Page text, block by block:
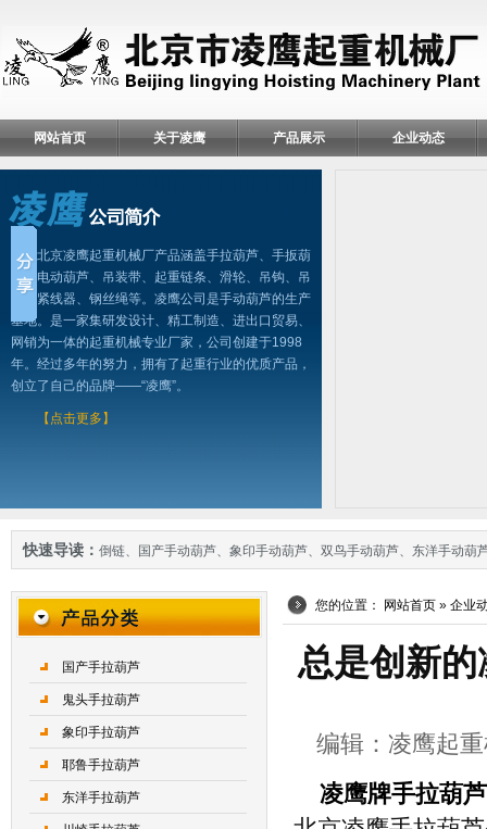
网站首页 关于凌鹰 产品展示 企业动态
北京凌鹰起重机械厂产品涵盖手拉葫芦、手扳葫
芦、电动葫芦、吊装带、起重链条、滑轮、吊钩、吊
具、紧线器、钢丝绳等。凌鹰公司是手动葫芦的生产
基地。是一家集研发设计、精工制造、进出口贸易、
网销为一体的起重机械专业厂家，公司创建于1998
年。经过多年的努力，拥有了起重行业的优质产品，
创立了自己的品牌——“凌鹰”。
【点击更多】
快速导读： 倒链、 国产手动葫芦、 象印手动葫芦、 双鸟手动葫芦、 东洋手动葫
您的位置： 网站首页 » 企业
总是创新
编辑：凌鹰起
凌鹰牌手拉葫芦
国产手拉葫芦
鬼头手拉葫芦
象印手拉葫芦
耶鲁手拉葫芦
东洋手拉葫芦